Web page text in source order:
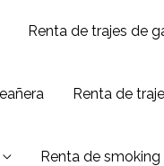
Renta de trajes de
Renta de
Renta de smoking